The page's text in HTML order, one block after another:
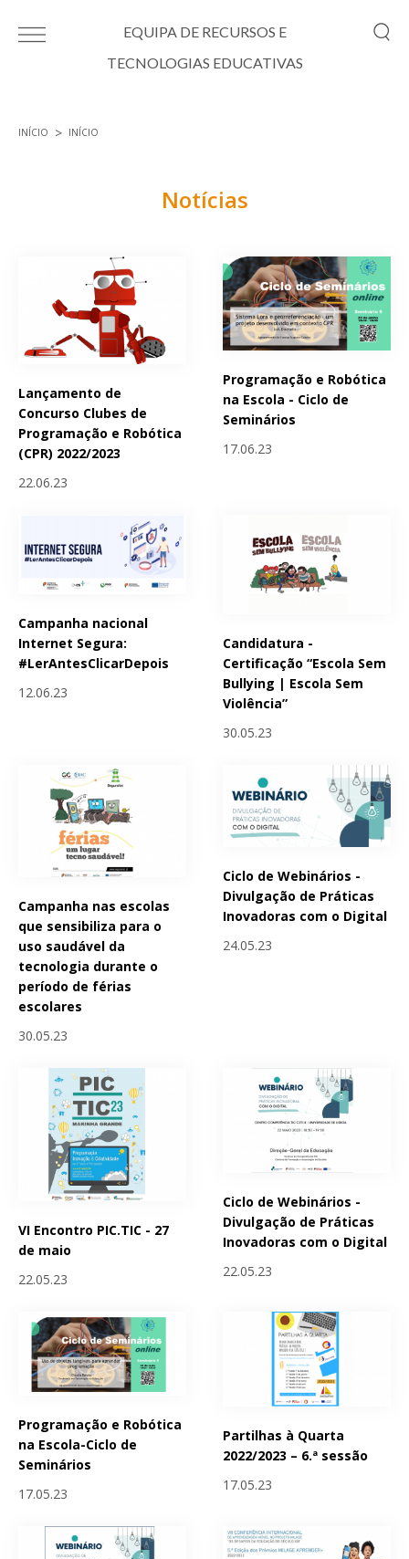
EQUIPA DE RECURSOS E
TECNOLOGIAS EDUCATIVAS
INÍCIO INÍCIO
Notícias
Lançamento de
Concurso Clubes de
Programação e Robótica
(CPR) 2022/2023
22.06.23
Programação e Robótica
na Escola - Ciclo de
Seminários
17.06.23
Campanha nacional
Internet Segura:
#LerAntesClicarDepois
12.06.23
Candidatura -
Certificação “Escola Sem
Bullying | Escola Sem
Violência”
30.05.23
Campanha nas escolas
que sensibiliza para o
uso saudável da
tecnologia durante o
período de férias
escolares
30.05.23
Ciclo de Webinários -
Divulgação de Práticas
Inovadoras com o Digital
24.05.23
VI Encontro PIC.TIC - 27
de maio
22.05.23
Ciclo de Webinários -
Divulgação de Práticas
Inovadoras com o Digital
22.05.23
Programação e Robótica
na Escola-Ciclo de
Seminários
17.05.23
Partilhas à Quarta
2022/2023 – 6.ª sessão
17.05.23
Páginas